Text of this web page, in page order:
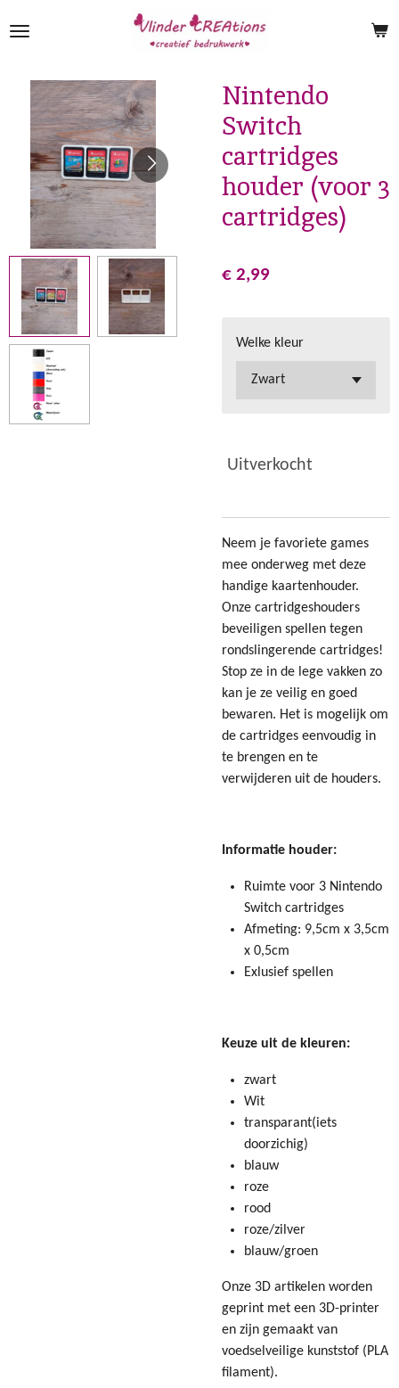
direct
hoofdinhoud
Nintendo
Switch
cartridges
houder (voor 3
cartridges)
€ 2,99
Welke kleur
Uitverkocht
Neem je favoriete games
mee onderweg met deze
handige kaartenhouder.
Onze cartridgeshouders
beveiligen spellen tegen
rondslingerende cartridges!
Stop ze in de lege vakken zo
kan je ze veilig en goed
bewaren. Het is mogelijk om
de cartridges eenvoudig in
te brengen en te
verwijderen uit de houders.
Informatie houder:
Ruimte voor 3 Nintendo
Switch cartridges
Afmeting: 9,5cm x 3,5cm
x 0,5cm
Exlusief spellen
Keuze uit de kleuren:
zwart
Wit
transparant(iets
doorzichig)
blauw
roze
rood
roze/zilver
blauw/groen
Onze 3D artikelen worden
geprint met een 3D-printer
en zijn gemaakt van
voedselveilige kunststof (PLA
filament).